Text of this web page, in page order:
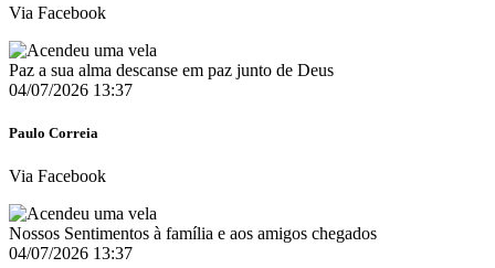
Via Facebook
Paz a sua alma descanse em paz junto de Deus
04/07/2026 13:37
Paulo Correia
Via Facebook
Nossos Sentimentos à família e aos amigos chegados
04/07/2026 13:37